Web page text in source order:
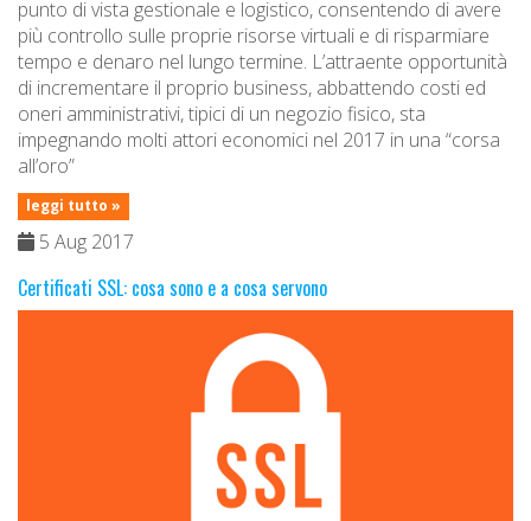
punto di vista gestionale e logistico, consentendo di avere
più controllo sulle proprie risorse virtuali e di risparmiare
tempo e denaro nel lungo termine. L’attraente opportunità
di incrementare il proprio business, abbattendo costi ed
oneri amministrativi, tipici di un negozio fisico, sta
impegnando molti attori economici nel 2017 in una “corsa
all’oro”
leggi tutto »
5 Aug 2017
Certificati SSL: cosa sono e a cosa servono